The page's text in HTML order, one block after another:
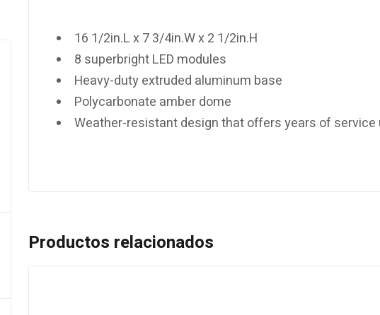
16 1/2in.L x 7 3/4in.W x 2 1/2in.H
8 superbright LED modules
Heavy-duty extruded aluminum base
Polycarbonate amber dome
Weather-resistant design that offers years of
Productos relacionados